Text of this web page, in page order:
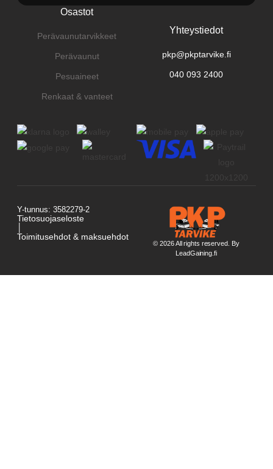
Osastot
Perävaunutarvikkeet
Perävaunut
Pesuaineet
Renkaat & vanteet
Yhteystiedot
pkp@pkptarvike.fi
040 093 2400
© 2026 All rights reserved. By
LeadGaining.fi
Y-tunnus: 3582279-2
Tietosuojaseloste
Toimitusehdot & maksuehdot